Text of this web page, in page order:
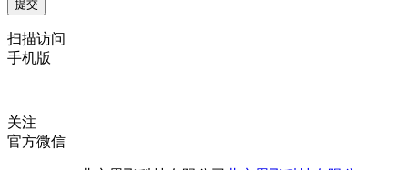
扫描访问
手机版
关注
官方微信